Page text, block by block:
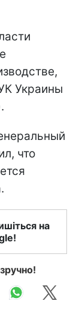
Украины
что
на